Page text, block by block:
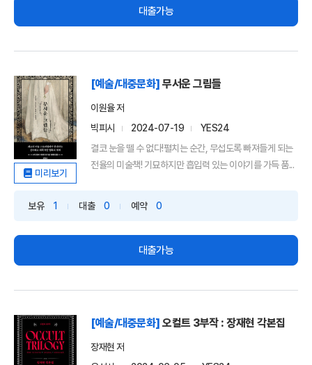
대출가능
미리보기
[예술/대중문화] 무서운 그림들
이원율 저
빅피시
2024-07-19
YES24
결코 눈을 뗄 수 없다!펼치는 순간, 무섭도록 빠져들게 되는
전율의 미술책! 기묘하지만 흡입력 있는 이야기를 가득 품...
보유 1 대출 0 예약 0
대출가능
[예술/대중문화] 오컬트 3부작 : 장재현 각본집
장재현 저